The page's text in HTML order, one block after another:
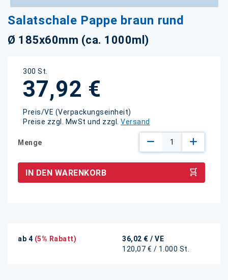
Salatschale Pappe braun rund
Ø 185x60mm (ca. 1000ml)
300 St.
37,92 €
Preis/VE (Verpackungseinheit)
Preise zzgl. MwSt und zzgl. Versand
Menge
IN DEN WARENKORB
ab 4 (5% Rabatt) 36,02 € / VE
120,07 € / 1.000 St.
Anfang
der
Bildgalerie